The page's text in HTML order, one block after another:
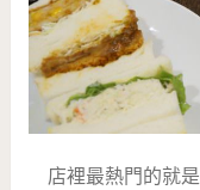
店裡最熱門的就是